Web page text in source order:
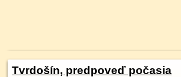
Tvrdošín, predpoveď počasia